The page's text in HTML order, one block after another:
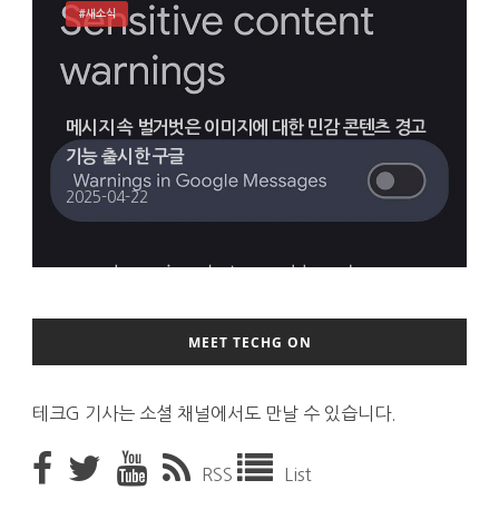
메시지 속 벌거벗은 이미지에 대한 민감 콘텐츠 경고
기능 출시한 구글
2025-04-22
#새소식
MEET TECHG ON
테크G 기사는 소셜 채널에서도 만날 수 있습니다.
RSS List